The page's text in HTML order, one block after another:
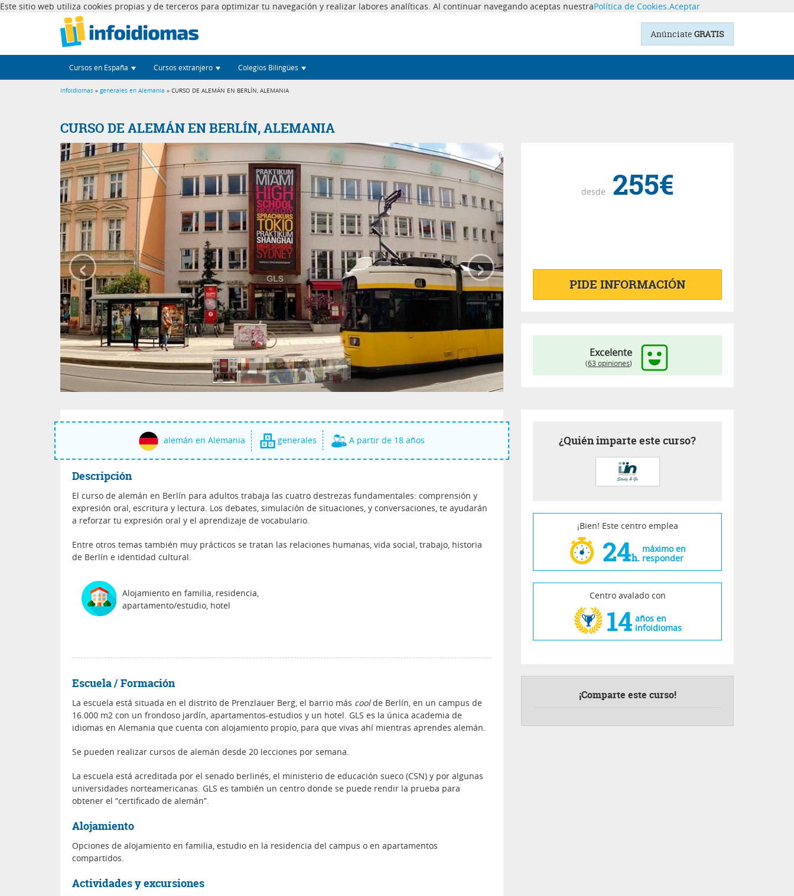
Este sitio web utiliza cookies propias y de terceros para optimizar tu navegación y realizar labores analíticas. Al continuar navegando aceptas nuestraPolítica de Cookies.Aceptar
AnúnciateGRATIS
Cursos en España Cursos extranjero Colegios Bilingües
Infoidiomas » generales en Alemania » CURSO DE ALEMÁN EN BERLÍN, ALEMANIA
CURSO DE ALEMÁN EN BERLÍN, ALEMANIA
‹ ›
desde 255€
PIDE INFORMACIÓN
Excelente
(63 opiniones)
alemán en Alemania generales A partir de 18 años
Descripción
El curso de alemán en Berlín para adultos trabaja las cuatro destrezas fundamentales: comprensión y
expresión oral, escritura y lectura. Los debates, simulación de situaciones, y conversaciones, te ayudarán
a reforzar tu expresión oral y el aprendizaje de vocabulario.
Entre otros temas también muy prácticos se tratan las relaciones humanas, vida social, trabajo, historia
de Berlín e identidad cultural.
Alojamiento en familia, residencia,
apartamento/estudio, hotel
Escuela / Formación
La escuela está situada en el distrito de Prenzlauer Berg, el barrio más coolde Berlín, en un campus de
16.000 m2 con un frondoso jardín, apartamentos-estudios y un hotel. GLS es la única academia de
idiomas en Alemania que cuenta con alojamiento propio, para que vivas ahí mientras aprendes alemán.
Se pueden realizar cursos de alemán desde 20 lecciones por semana.
La escuela está acreditada por el senado berlinés, el ministerio de educación sueco (CSN) y por algunas
universidades norteamericanas. GLS es también un centro donde se puede rendir la prueba para
obtener el “certificado de alemán”.
Alojamiento
Opciones de alojamiento en familia, estudio en la residencia del campus o en apartamentos
compartidos.
Actividades y excursiones
¿Quién imparte este curso?
¡Bien! Este centro emplea
24h.
máximo en
responder
Centro avalado con
14 años en
infoidiomas
¡Comparte este curso!